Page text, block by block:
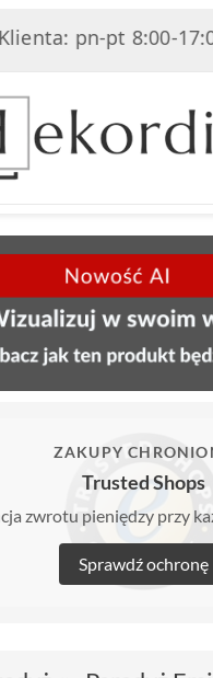
pn-pt 8:00-17:00,
ZAKUPY
Trusted Shops
zwrotu pieniędzy przy
Sprawdź ochronę